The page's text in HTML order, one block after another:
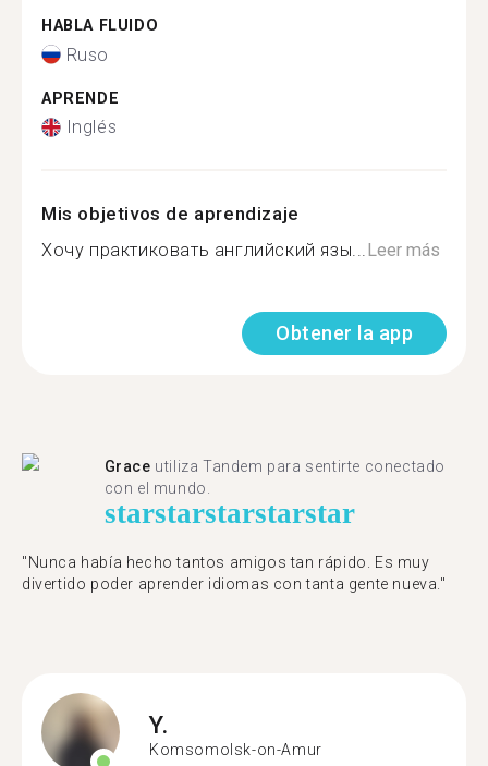
HABLA FLUIDO
Ruso
APRENDE
Inglés
Mis objetivos de aprendizaje
Хочу практиковать английский язы...Leer más
Obtener la app
Grace utiliza Tandem para sentirte conectado
con el mundo.
starstarstarstarstar
"Nunca había hecho tantos amigos tan rápido. Es muy
divertido poder aprender idiomas con tanta gente nueva."
Y.
Komsomolsk-on-Amur